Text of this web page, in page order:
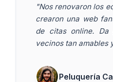
"Nos renovaron los
crearon una web
de citas online. Da
vecinos tan amables
Peluquería